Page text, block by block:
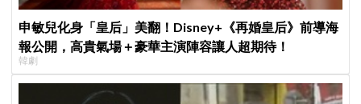
申敏兒化身「皇后」美翻！Disney+《再婚皇后》前導海
報公開，高貴氣場＋豪華主演陣容讓人超期待！
韓劇